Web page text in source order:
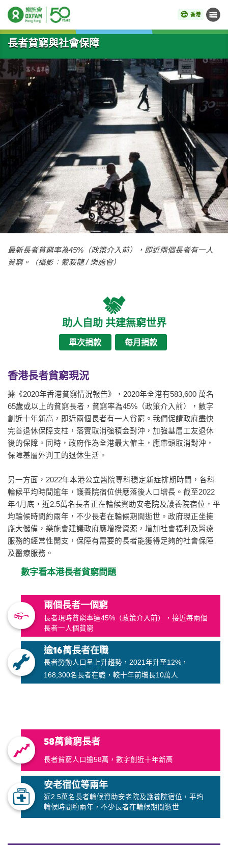
香港 目錄
開始主要內容
長者貧窮與社會保障
最新長者貧窮率為45%（政策介入前），即近兩個長者有一人
貧窮。（攝影︰戴毅龍 / 樂施會）
助人自助 共建無窮世界
單次捐款 每月捐款
香港長者貧窮現況
據《2020年香港貧窮情況報告》，2020年全港有583,600 萬名
65歲或以上的貧窮長者，貧窮率為45%（政策介入前），數字
創近十年新高，即近兩個長者有一人貧窮。我們促請政府盡快
完善退休保障支柱，落實取消強積金對沖，加強基層工友退休
後的保障。同時，政府作為全港最大僱主，應帶頭取消對沖，
保障基層外判工的退休生活。
另一方面，2022年本港公立醫院專科穩定新症排期時間，各科
輪候平均時間逾年，護養院宿位供應落後人口增長。截至2022
年4月底，近2.5萬名長者正在輪候資助安老院及護養院宿位，平
均輪候時間約兩年，不少長者在輪候期間逝世。政府現正坐擁
龐大儲備，樂施會建議政府應增撥資源，增加社會福利及醫療
服務的經常性開支，保障有需要的長者能獲得足夠的社會保障
及醫療服務。
數字看本港長者貧窮問題
兩個長者一個窮
長者現時貧窮率達45%（政策介入前），接近每兩個
長者一人個貧窮
逾16萬長者在職
長者勞動人口呈上升趨勢，2021年升至12%，
168,300名長者在職，較十年前增長10萬人
58萬貧窮長者
長者貧窮人口逾58萬，數字創近十年新高
安老宿位等兩年
近2.5萬名長者輪候資助安老院及護養院宿位，平均
輪候時間約兩年，不少長者在輪候期間逝世